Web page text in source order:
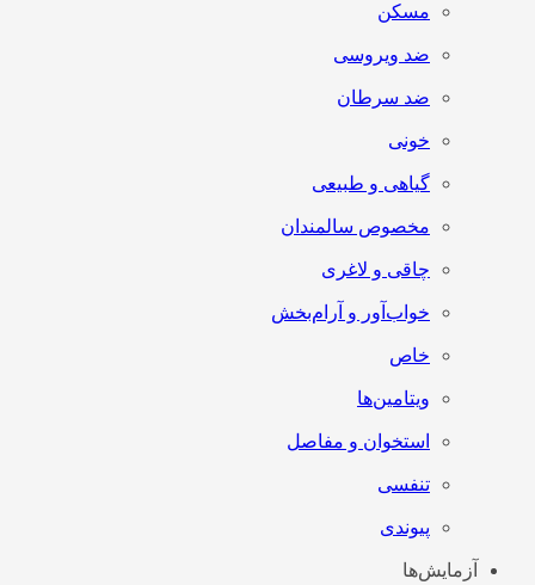
مسکن
ضد ویروسی
ضد سرطان
خونی
گیاهی و طبیعی
مخصوص سالمندان
چاقی و لاغری
خواب‌آور و آرام‌بخش
خاص
ویتامین‌ها
استخوان و مفاصل
تنفسی
پیوندی
آزمایش‌ها